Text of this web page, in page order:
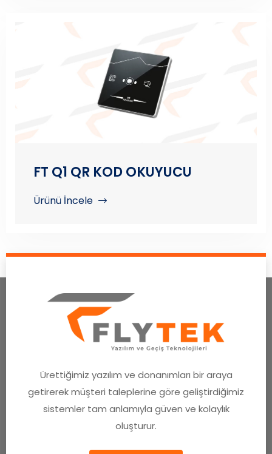
FT Q1 QR KOD OKUYUCU
Ürünü İncele
Ürettiğimiz yazılım ve donanımları bir araya
getirerek müşteri taleplerine göre geliştirdiğimiz
sistemler tam anlamıyla güven ve kolaylık
oluşturur.